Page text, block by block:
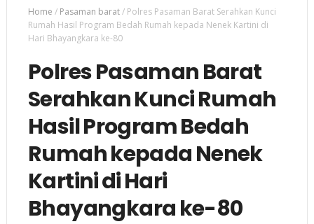
Home / Pasaman barat/ Polres Pasaman Barat Serahkan Kunci
Rumah Hasil Program Bedah Rumah kepada Nenek Kartini di
Hari Bhayangkara ke-80
Polres Pasaman Barat
Serahkan Kunci Rumah
Hasil Program Bedah
Rumah kepada Nenek
Kartini di Hari
Bhayangkara ke-80